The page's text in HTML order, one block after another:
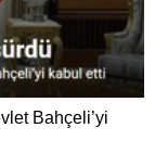
Bahçeli’yi